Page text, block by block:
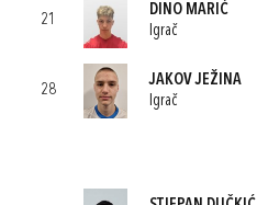
21
DINO MARIĆ
Igrač
28
JAKOV JEŽINA
Igrač